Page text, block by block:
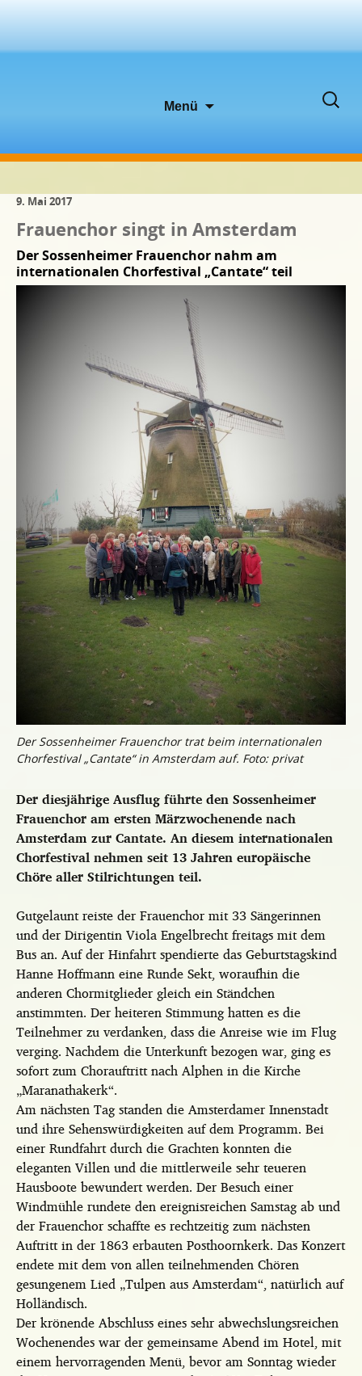
Menü
Suchen
9. Mai 2017
Frauenchor singt in Amsterdam
Der Sossenheimer Frauenchor nahm am
internationalen Chorfestival „Cantate“ teil
Der Sossenheimer Frauenchor trat beim internationalen
Chorfestival „Cantate“ in Amsterdam auf. Foto: privat
Der diesjährige Ausflug führte den Sossenheimer
Frauenchor am ersten Märzwochenende nach
Amsterdam zur Cantate. An diesem internationalen
Chorfestival nehmen seit 13 Jahren europäische
Chöre aller Stilrichtungen teil.
Gutgelaunt reiste der Frauenchor mit 33 Sängerinnen
und der Dirigentin Viola Engelbrecht freitags mit dem
Bus an. Auf der Hinfahrt spendierte das Geburtstagskind
Hanne Hoffmann eine Runde Sekt, woraufhin die
anderen Chormitglieder gleich ein Ständchen
anstimmten. Der heiteren Stimmung hatten es die
Teilnehmer zu verdanken, dass die Anreise wie im Flug
verging. Nachdem die Unterkunft bezogen war, ging es
sofort zum Chorauftritt nach Alphen in die Kirche
„Maranathakerk“.
Am nächsten Tag standen die Amsterdamer Innenstadt
und ihre Sehenswürdigkeiten auf dem Programm. Bei
einer Rundfahrt durch die Grachten konnten die
eleganten Villen und die mittlerweile sehr teueren
Hausboote bewundert werden. Der Besuch einer
Windmühle rundete den ereignisreichen Samstag ab und
der Frauenchor schaffte es rechtzeitig zum nächsten
Auftritt in der 1863 erbauten Posthoornkerk. Das Konzert
endete mit dem von allen teilnehmenden Chören
gesungenem Lied „Tulpen aus Amsterdam“, natürlich auf
Holländisch.
Der krönende Abschluss eines sehr abwechslungsreichen
Wochenendes war der gemeinsame Abend im Hotel, mit
einem hervorragenden Menü, bevor am Sonntag wieder